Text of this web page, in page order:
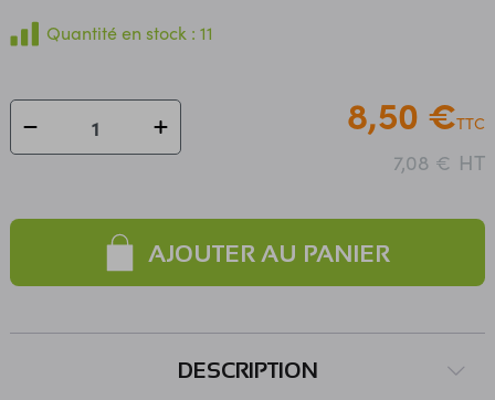
Quantité en stock : 11
8,50 €TTC
7,08 € HT
AJOUTER AU PANIER
DESCRIPTION